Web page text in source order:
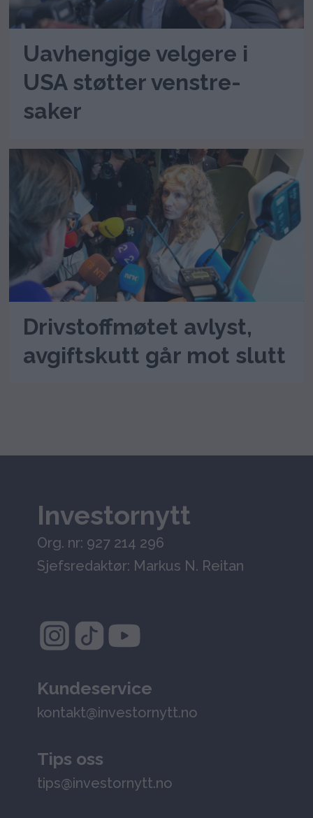
Uavhengige velgere i
USA støtter venstre-
saker
Drivstoffmøtet avlyst,
avgiftskutt går mot slutt
Investornytt
Org. nr: 927 214 296
Sjefsredaktør: Markus N. Reitan
Kundeservice
kontakt@investornytt.no
Tips oss
tips@investornytt.no